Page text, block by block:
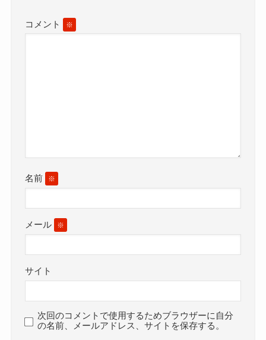
コメント ※
名前 ※
メール ※
サイト
次回のコメントで使用するためブラウザーに自分
の名前、メールアドレス、サイトを保存する。